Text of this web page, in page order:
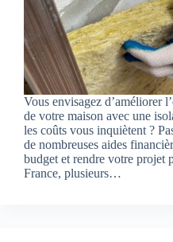
Vous envisagez d’améliorer
de votre maison avec une
les coûts vous inquiètent ?
de nombreuses aides
budget et rendre votre projet
France, plusieurs…